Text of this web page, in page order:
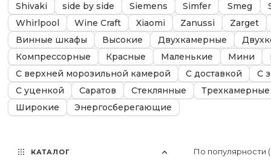
Shivaki
side by side Siemens Simfer Smeg
Whirlpool
Wine Craft Xiaomi Zanussi Zarget
Винные шкафы
Высокие Двухкамерные
Компрессорные
Красные Маленькие Мини
С верхней морозильной камерой
С доставкой С
С уценкой
Саратов Стеклянные Трехкамерные
Широкие
Энергосберегающие
По популярности
КАТАЛОГ